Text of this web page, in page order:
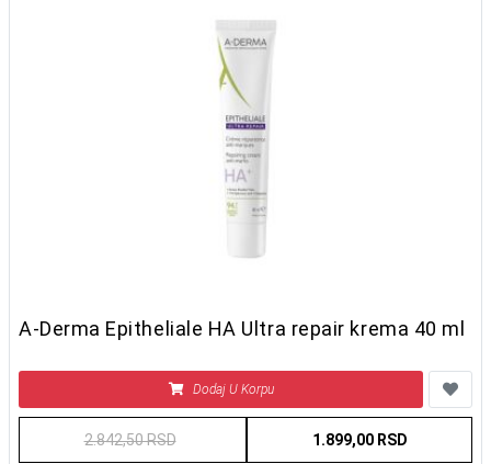
A-Derma Epitheliale HA Ultra repair krema 40 ml
Dodaj U Korpu
2.842,50 RSD 1.899,00 RSD